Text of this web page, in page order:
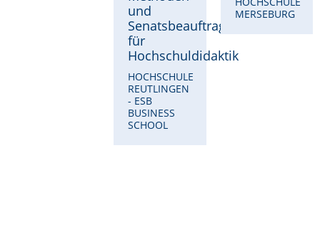
und
Senatsbeauftragte
für
Hochschuldidaktik
HOCHSCHULE
REUTLINGEN
- ESB
BUSINESS
SCHOOL
MERSEBURG